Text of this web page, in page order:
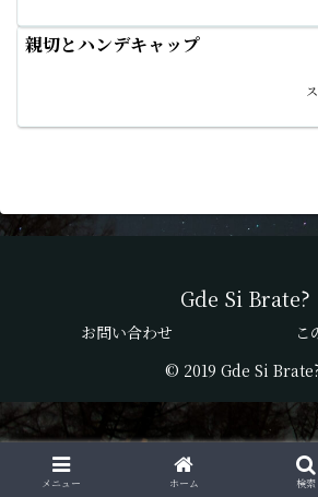
親切とハンデキャップ
Gde Si Brate?
お問い合わせ
こ
© 2019 Gde Si
メニュー ホーム 検索